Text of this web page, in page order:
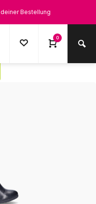
deiner Bestellung
0